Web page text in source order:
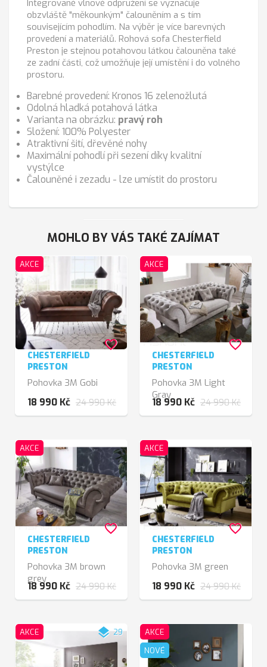
Integrované vlnové odpružení se vyznačuje
obzvláště "měkounkým" čalouněním a s tím
souvisejícím pohodlím. Na výběr je více barevných
provedení a materiálů. Rohová sofa Chesterfield
Preston je stejnou potahovou látkou čalouněna také
ze zadní části, což umožňuje její umístění i do volného
prostoru.
Barebné provedení: Kronos 16 zelenožlutá
Odolná hladká potahová látka
Varianta na obrázku: pravý roh
Složení: 100% Polyester
Atraktivní šití, dřevěné nohy
Maximální pohodlí při sezení díky kvalitní
vystýlce
Čalouněné i zezadu - lze umístit do prostoru
MOHLO BY VÁS TAKÉ ZAJÍMAT
AKCE
CHESTERFIELD
PRESTON
Pohovka 3M Gobi
18 990 Kč 24 990 Kč
favorite_border
AKCE
CHESTERFIELD
PRESTON
Pohovka 3M Light
Gray
18 990 Kč 24 990 Kč
favorite_border
AKCE
CHESTERFIELD
PRESTON
Pohovka 3M brown
grey
18 990 Kč 24 990 Kč
favorite_border
AKCE
CHESTERFIELD
PRESTON
Pohovka 3M green
18 990 Kč 24 990 Kč
favorite_border
AKCE layers29
AKCE
NOVÉ